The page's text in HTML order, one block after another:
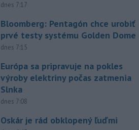
dnes 7:17
Bloomberg: Pentagón chce urobiť
prvé testy systému Golden Dome
dnes 7:15
Európa sa pripravuje na pokles
výroby elektriny počas zatmenia
Slnka
dnes 7:08
Oskár je rád obklopený ľuďmi